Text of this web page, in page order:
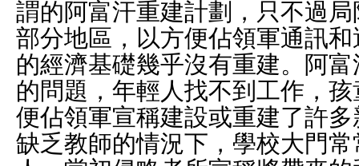
謂的阿富汗重建計劃，只不過
部分地區，以方便佔領軍通訊
的經濟基礎幾乎沒有重建。阿
的問題，年輕人找不到工作，
便佔領軍宣稱建設或重建了許
缺乏教師的情況下，學校大門